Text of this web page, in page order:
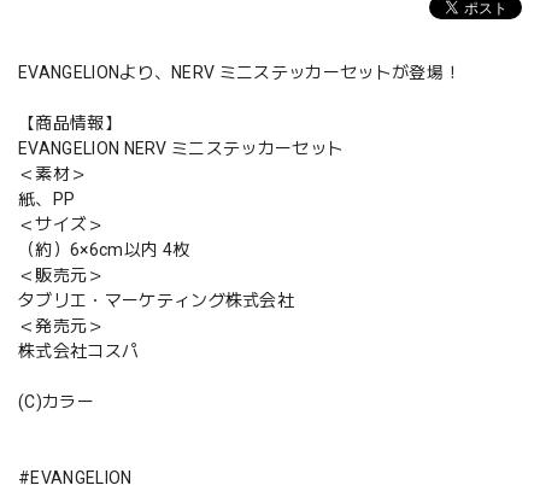
EVANGELIONより、NERV ミニステッカーセットが登場！
【商品情報】
EVANGELION NERV ミニステッカーセット
＜素材＞
紙、PP
＜サイズ＞
（約）6×6cm以内 4枚
＜販売元＞
タブリエ・マーケティング株式会社
＜発売元＞
株式会社コスパ
(C)カラー
#EVANGELION